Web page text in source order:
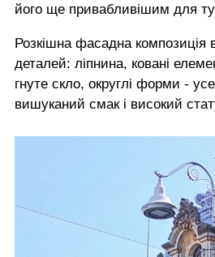
його ще привабливішим для
Розкішна фасадна композиція
деталей: ліпнина, ковані
гнуте скло, округлі форми -
вишуканий смак і високий